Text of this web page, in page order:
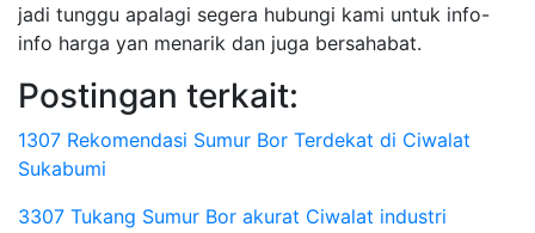
jadi tunggu apalagi segera hubungi kami untuk info-
info harga yan menarik dan juga bersahabat.
Postingan terkait:
1307 Rekomendasi Sumur Bor Terdekat di Ciwalat
Sukabumi
3307 Tukang Sumur Bor akurat Ciwalat industri